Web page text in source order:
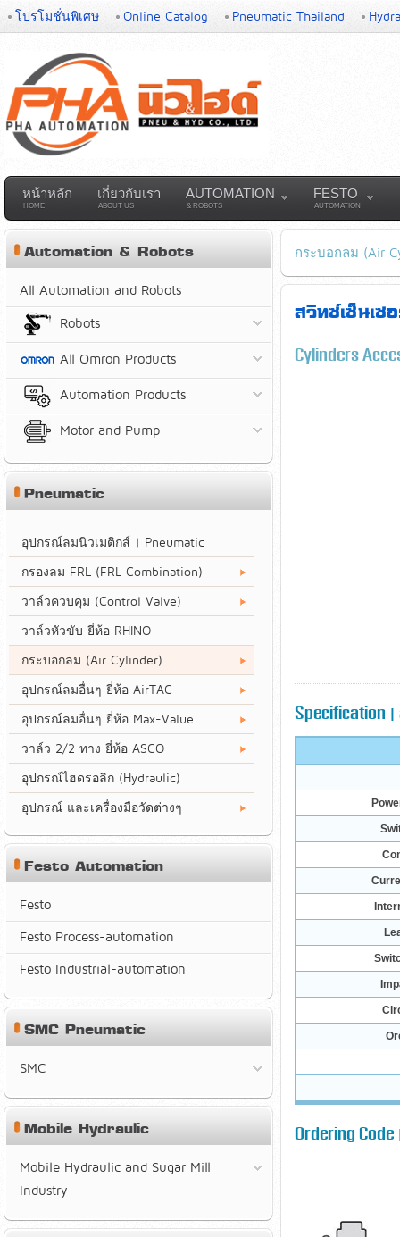
โปรโมชั่นพิเศษ Online Catalog Pneumatic Thailand
หน้าหลัก
HOME
เกี่ยวกับเรา
ABOUT US
AUTOMATION
& ROBOTS
FESTO
AUTOMATION
กระบอกลม (Air
สวิทซ์เซ็นเ
Cylinders
Specification |
Ordering Code
Automation & Robots
All Automation and Robots
Robots
All Omron Products
Automation Products
Motor and Pump
Pneumatic
อุปกรณ์ลมนิวเมติกส์ | Pneumatic
กรองลม FRL (FRL Combination)
วาล์วควบคุม (Control Valve)
วาล์วหัวขับ ยี่ห้อ RHINO
กระบอกลม (Air Cylinder)
อุปกรณ์ลมอื่นๆ ยี่ห้อ AirTAC
อุปกรณ์ลมอื่นๆ ยี่ห้อ Max-Value
วาล์ว 2/2 ทาง ยี่ห้อ ASCO
อุปกรณ์ไฮดรอลิก (Hydraulic)
อุปกรณ์ และเครื่องมือวัดต่างๆ
Festo Automation
Festo
Festo Process-automation
Festo Industrial-automation
SMC Pneumatic
SMC
Mobile Hydraulic
Mobile Hydraulic and Sugar Mill
Industry